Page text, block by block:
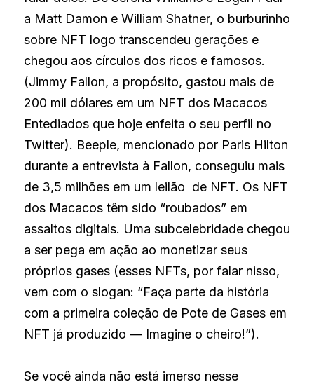
a Matt Damon e William Shatner, o burburinho
sobre NFT logo transcendeu gerações e
chegou aos círculos dos ricos e famosos.
(Jimmy Fallon, a propósito, gastou mais de
200 mil dólares em um NFT dos Macacos
Entediados que hoje enfeita o seu perfil no
Twitter). Beeple, mencionado por Paris Hilton
durante a entrevista à Fallon, conseguiu mais
de 3,5 milhões em um leilão  de NFT. Os NFT
dos Macacos têm sido “roubados” em
assaltos digitais. Uma subcelebridade chegou
a ser pega em ação ao monetizar seus
próprios gases (esses NFTs, por falar nisso,
vem com o slogan: “Faça parte da história
com a primeira coleção de Pote de Gases em
NFT já produzido — Imagine o cheiro!”).
Se você ainda não está imerso nesse